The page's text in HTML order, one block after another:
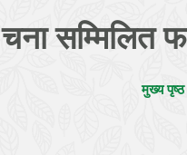
चना सम्मिलित
मुख्य पृष्ठ